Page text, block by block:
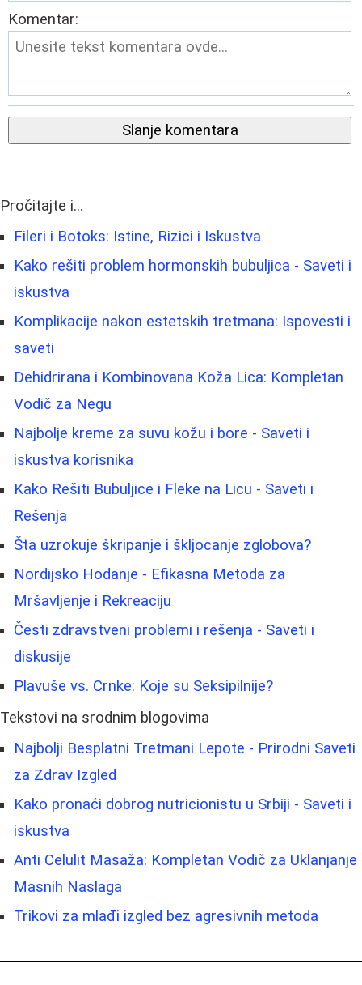
Komentar:
Slanje komentara
Pročitajte i...
Fileri i Botoks: Istine, Rizici i Iskustva
Kako rešiti problem hormonskih bubuljica - Saveti i
iskustva
Komplikacije nakon estetskih tretmana: Ispovesti i
saveti
Dehidrirana i Kombinovana Koža Lica: Kompletan
Vodič za Negu
Najbolje kreme za suvu kožu i bore - Saveti i
iskustva korisnika
Kako Rešiti Bubuljice i Fleke na Licu - Saveti i
Rešenja
Šta uzrokuje škripanje i škljocanje zglobova?
Nordijsko Hodanje - Efikasna Metoda za
Mršavljenje i Rekreaciju
Česti zdravstveni problemi i rešenja - Saveti i
diskusije
Plavuše vs. Crnke: Koje su Seksipilnije?
Tekstovi na srodnim blogovima
Najbolji Besplatni Tretmani Lepote - Prirodni Saveti
za Zdrav Izgled
Kako pronaći dobrog nutricionistu u Srbiji - Saveti i
iskustva
Anti Celulit Masaža: Kompletan Vodič za Uklanjanje
Masnih Naslaga
Trikovi za mlađi izgled bez agresivnih metoda